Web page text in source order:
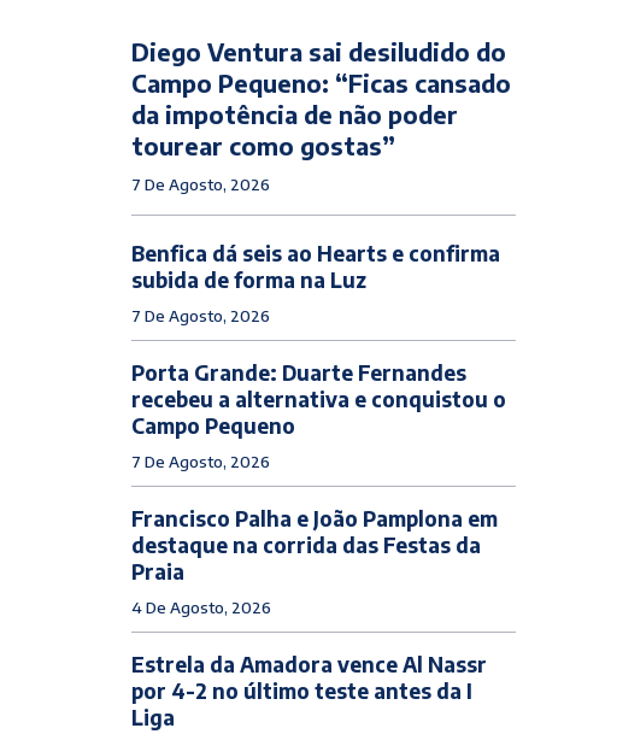
Diego Ventura sai desiludido do
Campo Pequeno: “Ficas cansado
da impotência de não poder
tourear como gostas”
7 De Agosto, 2026
Benfica dá seis ao Hearts e confirma
subida de forma na Luz
7 De Agosto, 2026
Porta Grande: Duarte Fernandes
recebeu a alternativa e conquistou o
Campo Pequeno
7 De Agosto, 2026
Francisco Palha e João Pamplona em
destaque na corrida das Festas da
Praia
4 De Agosto, 2026
Estrela da Amadora vence Al Nassr
por 4-2 no último teste antes da I
Liga